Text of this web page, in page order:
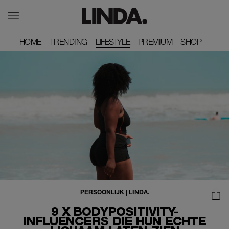
HOME
HOME TRENDING
TRENDING LIFESTYLE PREMIUM
PREMIUM SHOP
SHOP
9 X BODYPOSITIVITY-
INFLUENCERS DIE HUN ECHTE
PERSOONLIJK| LINDA.